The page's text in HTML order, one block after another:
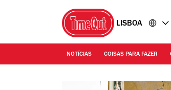
LISBOA
NOTÍCIAS COISAS PARA FAZER